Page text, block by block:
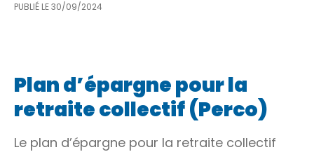
PUBLIÉ LE30/09/2024
Plan d’épargne pour la
retraite collectif (Perco)
Le plan d’épargne pour la retraite collectif